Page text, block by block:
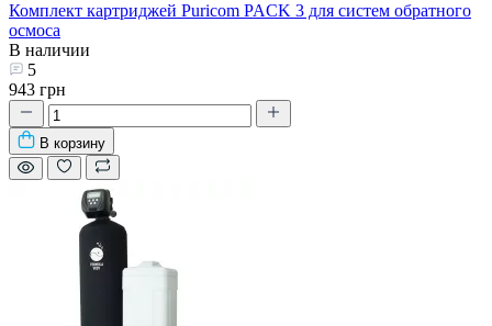
Комплект картриджей Puricom PACK 3 для систем обратного
осмоса
В наличии
5
943 грн
В корзину